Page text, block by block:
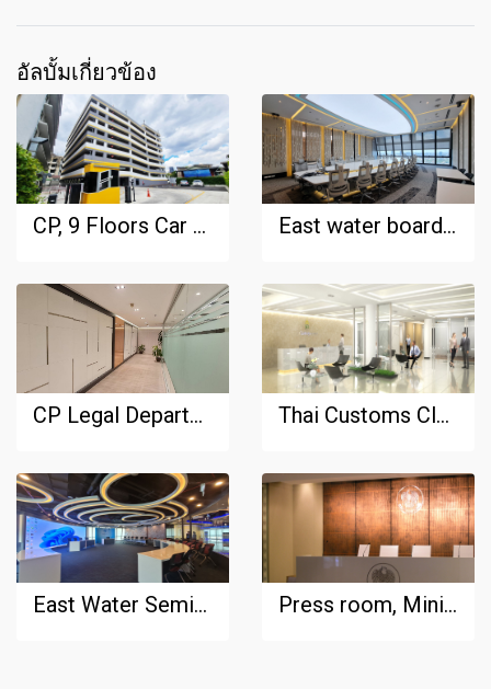
อัลบั้มเกี่ยวข้อง
CP, 9 Floors Car Park Building East water board room
CP Legal Department Thai Customs Club
East Water Seminar Center and Laboratory Press room, Ministry of Finance